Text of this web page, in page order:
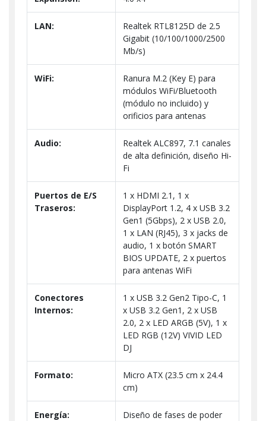
LAN:
Realtek RTL8125D de 2.5
Gigabit (10/100/1000/2500
Mb/s)
WiFi:
Ranura M.2 (Key E) para
módulos WiFi/Bluetooth
(módulo no incluido) y
orificios para antenas
Audio:
Realtek ALC897, 7.1 canales
de alta definición, diseño Hi-
Fi
Puertos de E/S
Traseros:
1 x HDMI 2.1, 1 x
DisplayPort 1.2, 4 x USB 3.2
Gen1 (5Gbps), 2 x USB 2.0,
1 x LAN (RJ45), 3 x jacks de
audio, 1 x botón SMART
BIOS UPDATE, 2 x puertos
para antenas WiFi
Conectores
Internos:
1 x USB 3.2 Gen2 Tipo-C, 1
x USB 3.2 Gen1, 2 x USB
2.0, 2 x LED ARGB (5V), 1 x
LED RGB (12V) VIVID LED
DJ
Formato:
Micro ATX (23.5 cm x 24.4
cm)
Energía:
Diseño de fases de poder